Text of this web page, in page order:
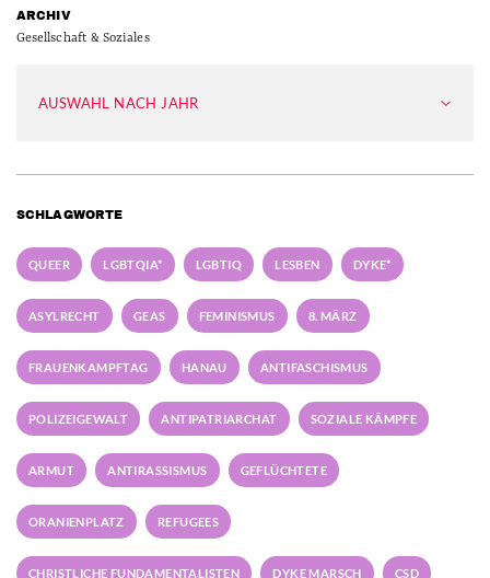
ARCHIV
Gesellschaft & Soziales
AUSWAHL NACH JAHR
SCHLAGWORTE
QUEER LGBTQIA* LGBTIQ LESBEN DYKE*
ASYLRECHT GEAS FEMINISMUS 8. MÄRZ
FRAUENKAMPFTAG HANAU ANTIFASCHISMUS
POLIZEIGEWALT ANTIPATRIARCHAT SOZIALE KÄMPFE
ARMUT ANTIRASSISMUS GEFLÜCHTETE
ORANIENPLATZ REFUGEES
CHRISTLICHE FUNDAMENTALISTEN DYKE MARSCH CSD